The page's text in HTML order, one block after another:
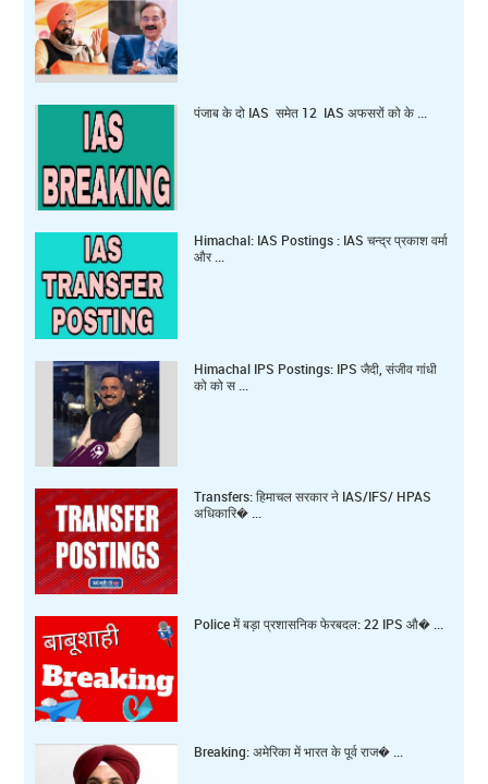
पंजाब के दो IAS समेत 12 IAS अफसरों को के ...
Himachal: IAS Postings : IAS चन्द्र प्रकाश वर्मा
और ...
Himachal IPS Postings: IPS जैदी, संजीव गांधी
को को स ...
Transfers: हिमाचल सरकार ने IAS/IFS/ HPAS
अधिकारि� ...
Police में बड़ा प्रशासनिक फेरबदल: 22 IPS औ� ...
Breaking: अमेरिका में भारत के पूर्व राज� ...